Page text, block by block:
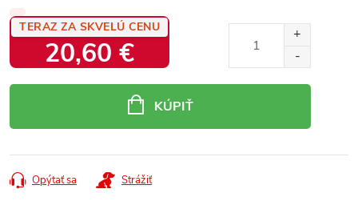
TERAZ ZA SKVELÚ CENU
20,60 €
KÚPIŤ
Opýtať sa Strážiť